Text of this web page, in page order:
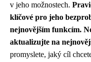
v jeho možnostech.
klíčové pro jeho
nejnovějším funkcím.
aktualizujte na
promyslete, jaký cíl